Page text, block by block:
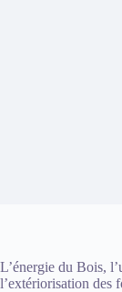
L’énergie du Bois,
l’extériorisation des